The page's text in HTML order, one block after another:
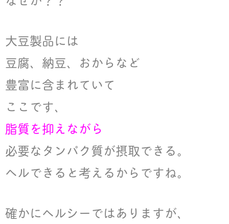
大豆製品には
豆腐、納豆、おからなど
豊富に含まれていて
ここです、
脂質を抑えながら
必要なタンパク質が摂取できる。
ヘルできると考えるからですね。
確かにヘルシーではありますが、